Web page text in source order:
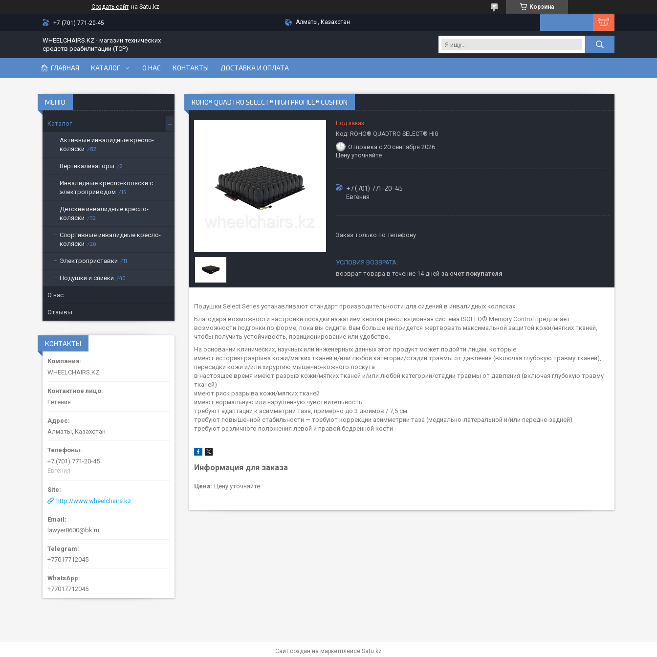
Создать сайт на Satu.kz Корзина
+7 (701) 771-20-45 Алматы, Казахстан
WHEELCHAIRS.KZ - магазин технических
средств реабилитации (ТСР)
ГЛАВНАЯ КАТАЛОГ О НАС КОНТАКТЫ ДОСТАВКА И ОПЛАТА
ROHO® QUADTRO SELECT® HIGH PROFILE® CUSHION
Под заказ
Код: ROHO® QUADTRO SELECT® HIG
Отправка с 20 сентября 2026
Цену уточняйте
+7 (701) 771-20-45
Евгения
Заказ только по телефону
возврат товара в течение 14 дней за счет покупателя
Подушки Select Series устанавливают стандарт производительности для сидений в инвалидных колясках.
Благодаря возможности настройки посадки нажатием кнопки революционная система ISOFLO® Memory Control предлагает
возможности подгонки по форме, пока вы сидите. Вам больше не придется жертвовать максимальной защитой кожи/мягких тканей,
чтобы получить устойчивость, позиционирование или удобство.
На основании клинических, научных или инженерных данных этот продукт может подойти лицам, которые:
имеют историю разрыва кожи/мягких тканей и/или любой категории/стадии травмы от давления (включая глубокую травму тканей),
пересадки кожи и/или хирургию мышечно-кожного лоскута
в настоящее время имеют разрыв кожи/мягких тканей и/или любой категории/стадии травмы от давления (включая глубокую травму
тканей)
имеют риск разрыва кожи/мягких тканей
имеют нормальную или нарушенную чувствительность
требуют адаптации к асимметрии таза, примерно до 3 дюймов / 7,5 см
требуют повышенной стабильности — требуют коррекции асимметрии таза (медиально-латеральной и/или передне-задней)
требуют различного положения левой и правой бедренной кости
Информация для заказа
Цена: Цену уточняйте
Каталог
Активные инвалидные кресло-
коляски
82
Вертикализаторы 2
Инвалидные кресло-коляски с
электроприводом
15
Детские инвалидные кресло-
коляски
32
Спортивные инвалидные кресло-
коляски
26
Электроприставки 11
Подушки и спинки 40
О нас
Отзывы
КОНТАКТЫ
WHEELCHAIRS.KZ
Евгения
Алматы, Казахстан
+7 (701) 771-20-45
Евгения
http://www.wheelchairs.kz
lawyer8600@bk.ru
+77017712045
+77017712045
Сайт создан на маркетплейсе Satu.kz